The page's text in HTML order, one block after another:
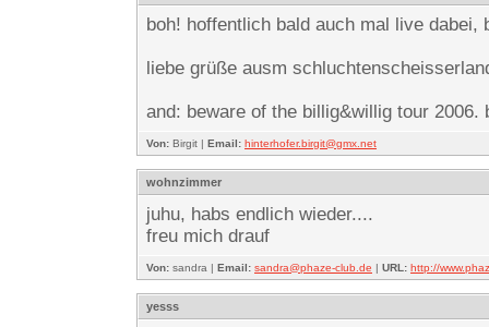
boh! hoffentlich bald auch mal live dabei,
liebe grüße ausm
and: beware of the billig&willig tour 2006.
Von: Birgit | Email: hinterhofer.birgit@gmx.net
wohnzimmer
juhu, habs endlich wieder....
freu mich drauf
Von: sandra | Email: sandra@phaze-club.de | URL: http://
yesss